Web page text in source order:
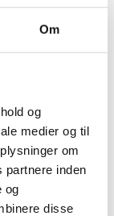
Om
og
medier og til
om
partnere inden
og
disse
gør.
begge
datasikkerhed.
Få glæde af
fra